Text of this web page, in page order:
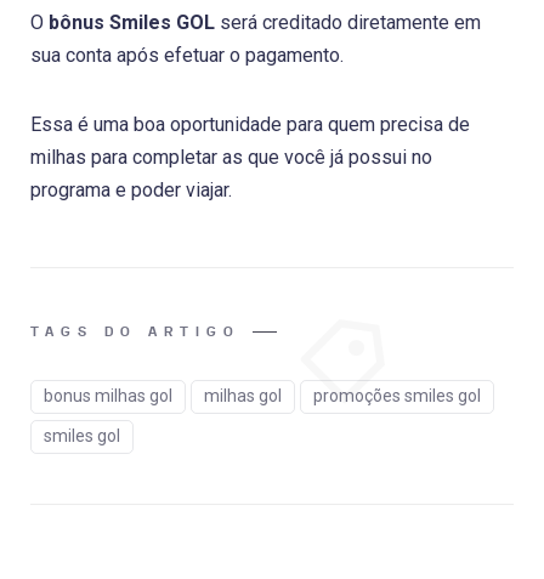
O bônus Smiles GOL será creditado diretamente em
sua conta após efetuar o pagamento.
Essa é uma boa oportunidade para quem precisa de
milhas para completar as que você já possui no
programa e poder viajar.
TAGS DO ARTIGO
bonus milhas gol milhas gol promoções smiles gol
smiles gol